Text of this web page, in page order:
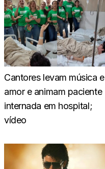
Cantores levam música e
amor e animam paciente
internada em hospital;
vídeo